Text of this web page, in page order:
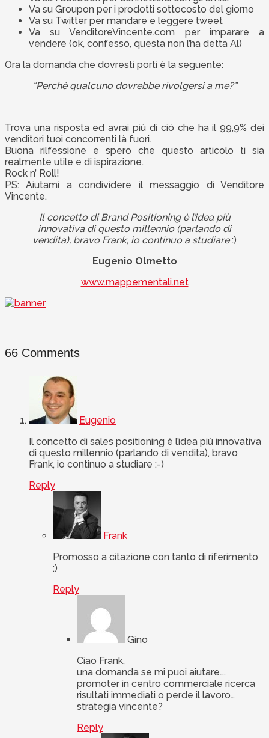
Va su Groupon per i prodotti sottocosto del giorno
Va su Twitter per mandare e leggere tweet
Va su VenditoreVincente.com per imparare a
vendere (ok, confesso, questa non l’ha detta Al)
Ora la domanda che dovresti porti è la seguente:
“Perchè qualcuno dovrebbe rivolgersi a me?”
Trova una risposta ed avrai più di ciò che ha il 99,9% dei
venditori tuoi concorrenti là fuori.
Buona rilfessione e spero che questo articolo ti sia
realmente utile e di ispirazione.
Rock n’ Roll!
PS: Aiutami a condividere il messaggio di Venditore
Vincente.
Il concetto di Brand Positioning è l’idea più
innovativa di questo millennio (parlando di
vendita), bravo Frank, io continuo a studiare:)
Eugenio Olmetto
www.mappementali.net
66 Comments
Eugenio
Il concetto di sales positioning è l’idea più innovativa
di questo millennio (parlando di vendita), bravo
Frank, io continuo a studiare :-)
Reply
Frank
Promosso a citazione con tanto di riferimento
:)
Reply
Gino
Ciao Frank,
una domanda se mi puoi aiutare….
promoter in centro commerciale ricerca
risultati immediati o perde il lavoro…
strategia vincente?
Reply